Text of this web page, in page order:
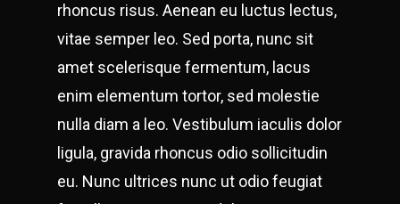
rhoncus risus. Aenean eu luctus lectus,
vitae semper leo. Sed porta, nunc sit
amet scelerisque fermentum, lacus
enim elementum tortor, sed molestie
nulla diam a leo. Vestibulum iaculis dolor
ligula, gravida rhoncus odio sollicitudin
eu. Nunc ultrices nunc ut odio feugiat